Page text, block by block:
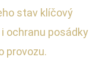
stav klíčový
i ochranu posádky
provozu.